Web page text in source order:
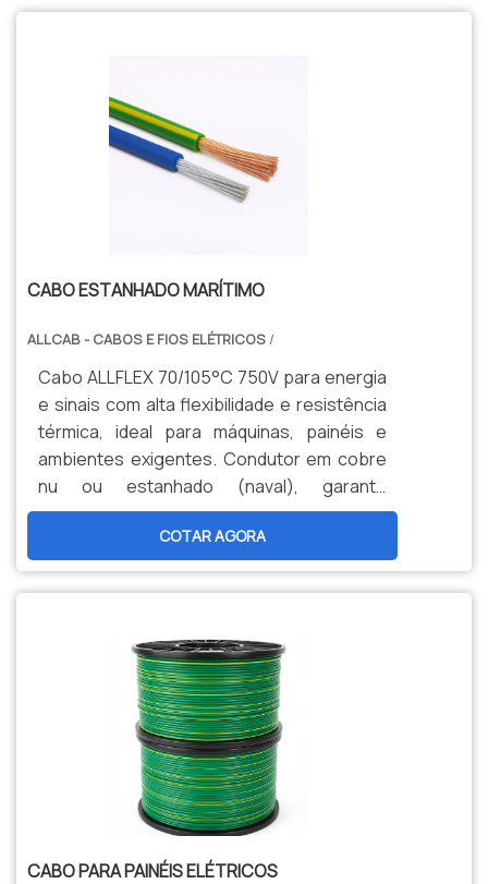
especializada para sua indústria.
CABO ESTANHADO MARÍTIMO
ALLCAB - CABOS E FIOS ELÉTRICOS /
Cabo ALLFLEX 70/105°C 750V para energia
e sinais com alta flexibilidade e resistência
térmica, ideal para máquinas, painéis e
ambientes exigentes. Condutor em cobre
nu ou estanhado (naval), garante
durabilidade, segurança e menor
manutenção. Opções personalizadas,
produção nacional e assistência técnica
especializada para sua indústria.
COTAR AGORA
CABO PARA PAINÉIS ELÉTRICOS